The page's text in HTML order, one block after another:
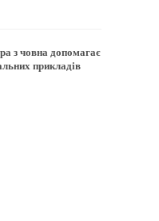
з човна допомагає
прикладів